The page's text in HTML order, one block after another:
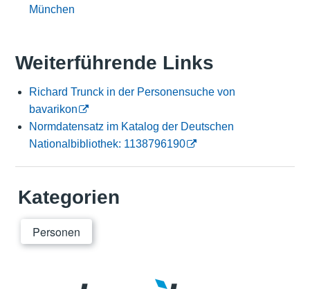
München
Weiterführende Links
Richard Trunck in der Personensuche von
bavarikon
Normdatensatz im Katalog der Deutschen
Nationalbibliothek: 1138796190
Kategorien
Personen